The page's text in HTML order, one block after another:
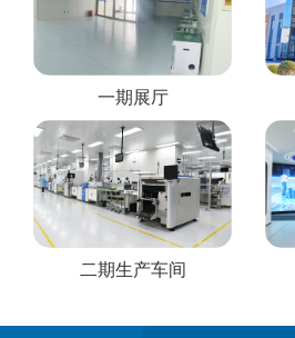
一期展厅
二期生产车间